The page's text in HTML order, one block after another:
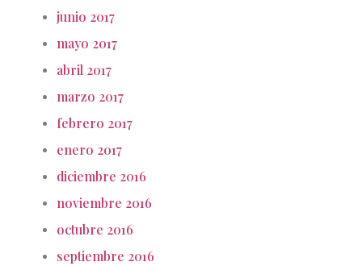
junio 2017
mayo 2017
abril 2017
marzo 2017
febrero 2017
enero 2017
diciembre 2016
noviembre 2016
octubre 2016
septiembre 2016